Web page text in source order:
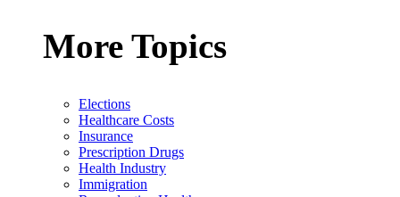
More Topics
Elections
Healthcare Costs
Insurance
Prescription Drugs
Health Industry
Immigration